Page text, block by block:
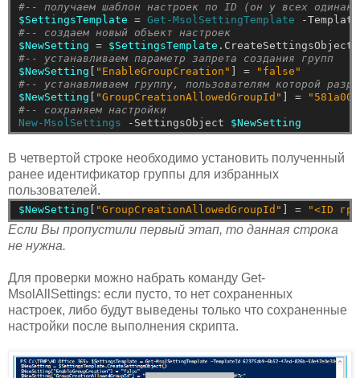
#-- получаем шаблон настроек по ID (он у всех
$SettingsTemplate = Get-MsolSettingTemplate
-
#-- создаем новый объект настроек
$NewSetting = $SettingsTemplate
#-- устанавливаем параметр запрета создания групп
$NewSetting
"EnableGroupCreation" =
"false"
#-- устанавливаем группу, пользователям которой
$NewSetting
"GroupCreationAllowedGroupId" =
#-- сохраняем настройки
New-MsolSettings
-SettingsObject $NewSetting
В четвертой строке необходимо установить полученный
ранее идентификатор группы для избранных
пользователей.
$NewSetting "GroupCreationAllowedGroupId" = "<ID
Если Вы пропустили первый этап, то данная строка
не нужна.
Для проверки можно набрать команду Get-
MsolAllSettings: если пусто, то нет сохраненных
настроек, либо будут выведены только что сохраненные
настройки после выполнения скрипта.